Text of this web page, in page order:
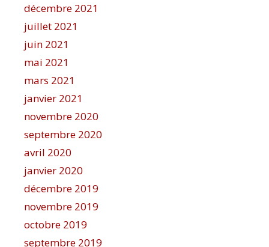
décembre 2021
juillet 2021
juin 2021
mai 2021
mars 2021
janvier 2021
novembre 2020
septembre 2020
avril 2020
janvier 2020
décembre 2019
novembre 2019
octobre 2019
septembre 2019